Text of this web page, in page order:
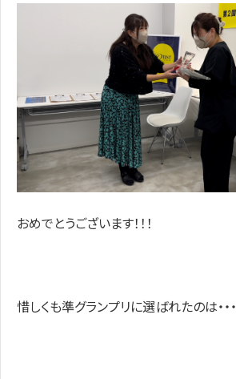
おめでとうございます！！！
惜しくも準グランプリに選ばれたのは・・・